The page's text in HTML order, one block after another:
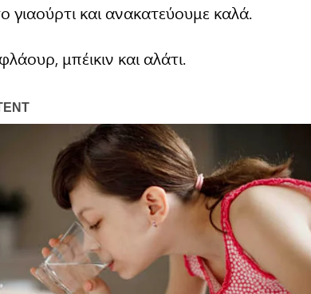
γιαούρτι και ανακατεύουμε καλά.
μπέικιν και αλάτι.